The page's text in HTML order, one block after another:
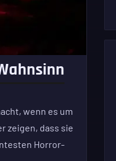
wenn es um
zeigen, dass sie
Horror-